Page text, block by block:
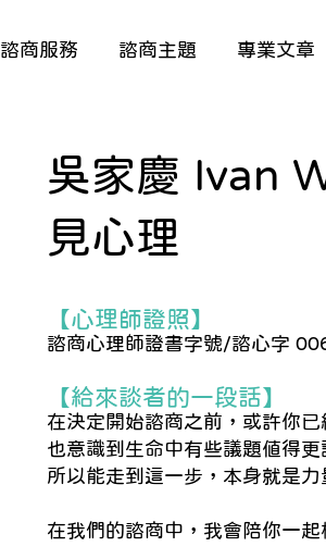
諮商服務 諮商主題 專業文章
吳家慶 Ivan
見心理
【心理師證照】
諮商心理師證書字號/諮心字
【給來談者的一段話】​
在決定開始諮商之前，或許你已
也意識到生命中有些議題值得更
所以能走到這一步，本身就是
在我們的諮商中，我會陪你一